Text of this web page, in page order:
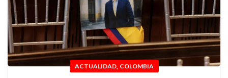
ACTUALIDAD, COLOMBIA